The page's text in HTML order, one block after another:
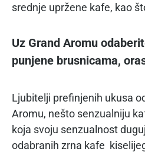
srednje upržene kafe, kao
Uz Grand Aromu
punjene brusnicama,
Ljubitelji prefinjenih ukusa
Aromu, nešto senzualniju
koja svoju senzualnost
odabranih zrna kafe